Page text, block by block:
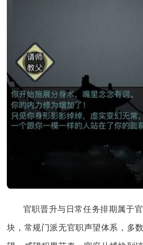
官职晋升与日常任务排期属于
块，常规门派无官职声望体系，多